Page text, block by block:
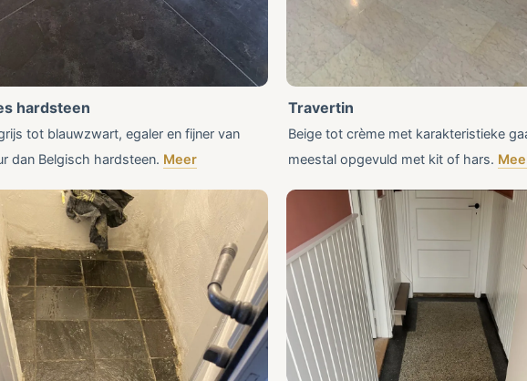
hardsteen
tot blauwzwart, egaler en fijner van
dan Belgisch hardsteen. Meer
Travertin
Beige tot crème met karakteristieke
meestal opgevuld met kit of hars.